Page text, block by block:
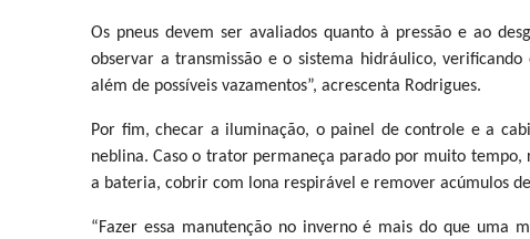
Os pneus devem ser avaliados quanto à pressão e ao
observar a transmissão e o sistema hidráulico,
além de possíveis vazamentos”, acrescenta Rodrigues.
Por fim, checar a iluminação, o painel de controle e a
neblina. Caso o trator permaneça parado por muito
a bateria, cobrir com lona respirável e remover acúmulos
“Fazer essa manutenção no inverno é mais do que